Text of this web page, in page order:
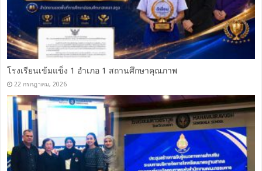
โรงเรียนเข้มแข็ง 1 อำเภอ 1 สถานศึกษาคุณภาพ
22 กรกฎาคม, 2026